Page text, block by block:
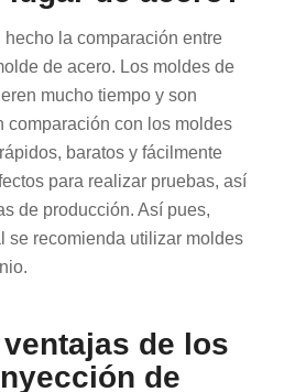
la comparación entre
de acero. Los moldes de
mucho tiempo y son
comparación con los moldes
baratos y fácilmente
para realizar pruebas, así
de producción. Así pues,
se recomienda utilizar moldes
de los
de